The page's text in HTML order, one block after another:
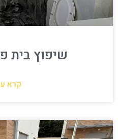
שיפוץ בית
קרא